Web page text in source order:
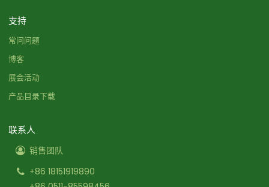
支持
常问问题
博客
展会活动
产品目录下载
联系人
销售团队
+86 18151919890